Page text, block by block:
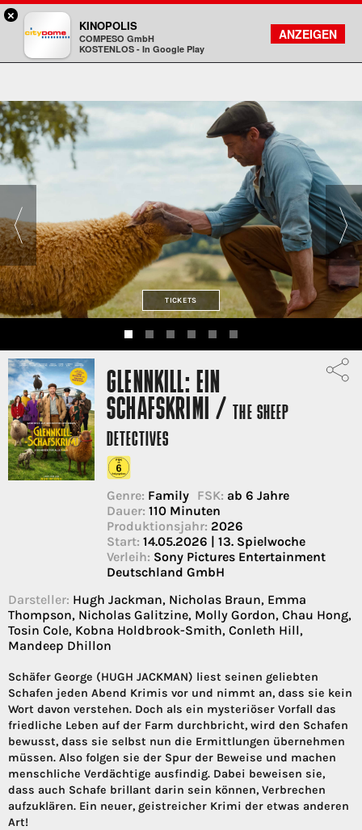
Kinopolis
FILMSUCHE
KONTO
TICKETS
GLENNKILL: EIN
SCHAFSKRIMI / THE SHEEP
DETECTIVES
Genre: Family FSK: ab 6 Jahre
Dauer: 110 Minuten
Produktionsjahr: 2026
Start: 14.05.2026 | 13. Spielwoche
Verleih: Sony Pictures Entertainment
Deutschland GmbH
Darsteller: Hugh Jackman, Nicholas Braun, Emma
Thompson, Nicholas Galitzine, Molly Gordon, Chau Hong,
Tosin Cole, Kobna Holdbrook-Smith, Conleth Hill,
Mandeep Dhillon
Schäfer George (HUGH JACKMAN) liest seinen geliebten
Schafen jeden Abend Krimis vor und nimmt an, dass sie kein
Wort davon verstehen. Doch als ein mysteriöser Vorfall das
friedliche Leben auf der Farm durchbricht, wird den Schafen
bewusst, dass sie selbst nun die Ermittlungen übernehmen
müssen. Also folgen sie der Spur der Beweise und machen
menschliche Verdächtige ausfindig. Dabei beweisen sie,
dass auch Schafe brillant darin sein können, Verbrechen
aufzuklären. Ein neuer, geistreicher Krimi der etwas anderen
Art!
×
KINOPOLIS
COMPESO GmbH
KOSTENLOS - In Google Play
ANZEIGEN